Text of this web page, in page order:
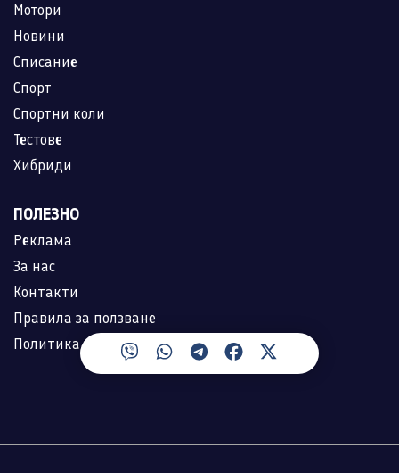
Мотори
Новини
Списание
Спорт
Спортни коли
Тестове
Хибриди
ПОЛЕЗНО
Реклама
За нас
Контакти
Правила за ползване
Политика за лични данни